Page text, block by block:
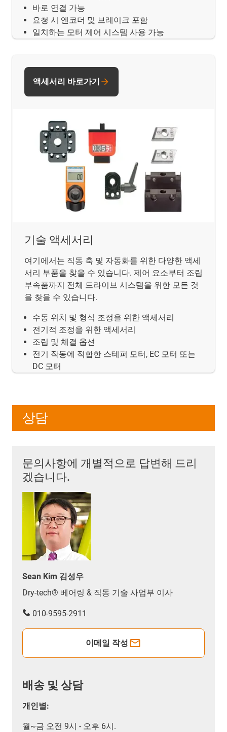
바로 연결 가능
요청 시 엔코더 및 브레이크 포함
일치하는 모터 제어 시스템 사용 가능
기술 액세서리
여기에서는 직동 축 및 자동화를 위한 다양한 액세
서리 부품을 찾을 수 있습니다. 제어 요소부터 조립
부속품까지 전체 드라이브 시스템을 위한 모든 것
을 찾을 수 있습니다.
수동 위치 및 형식 조정을 위한 액세서리
전기적 조정을 위한 액세서리
조립 및 체결 옵션
전기 작동에 적합한 스테퍼 모터, EC 모터 또는
DC 모터
액세서리 바로가기
상담
문의사항에 개별적으로 답변해 드리
겠습니다.
Sean Kim 김성우
Dry-tech® 베어링 & 직동 기술 사업부 이사
010-9595-2911
이메일 작성
배송 및 상담
개인별:
월~금 오전 9시 - 오후 6시.